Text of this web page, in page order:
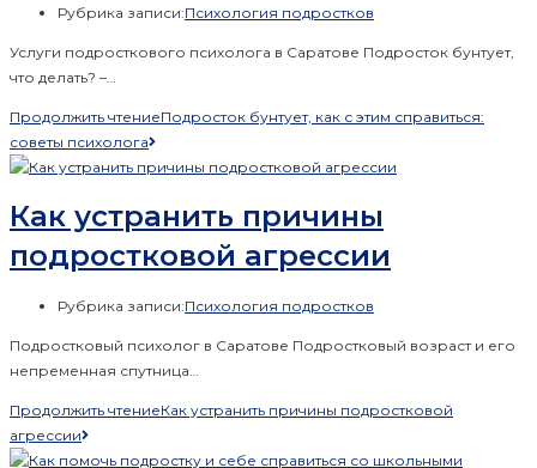
Рубрика записи:Психология подростков
Услуги подросткового психолога в Саратове Подросток бунтует,
что делать? –…
Продолжить чтениеПодросток бунтует, как с этим справиться:
советы психолога
Как устранить причины
подростковой агрессии
Рубрика записи:Психология подростков
Подростковый психолог в Саратове Подростковый возраст и его
непременная спутница…
Продолжить чтениеКак устранить причины подростковой
агрессии